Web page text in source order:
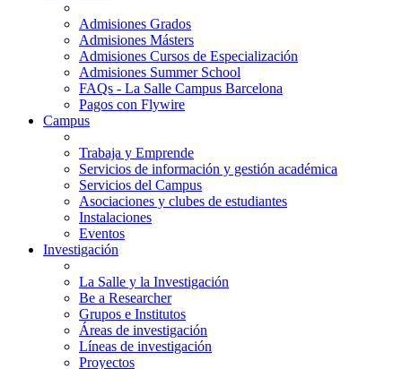
Admisiones Grados
Admisiones Másters
Admisiones Cursos de Especialización
Admisiones Summer School
FAQs - La Salle Campus Barcelona
Pagos con Flywire
Campus
Trabaja y Emprende
Servicios de información y gestión académica
Servicios del Campus
Asociaciones y clubes de estudiantes
Instalaciones
Eventos
Investigación
La Salle y la Investigación
Be a Researcher
Grupos e Institutos
Áreas de investigación
Líneas de investigación
Proyectos